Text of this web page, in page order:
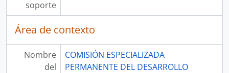
soporte
Área de contexto
Nombre
del
COMISIÓN ESPECIALIZADA
PERMANENTE DEL DESARROLLO